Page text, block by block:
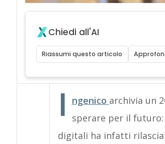
Chiedi all'AI
Riassumi questo articolo
I ngenico archivia un
sperare per il
digitali ha infatti